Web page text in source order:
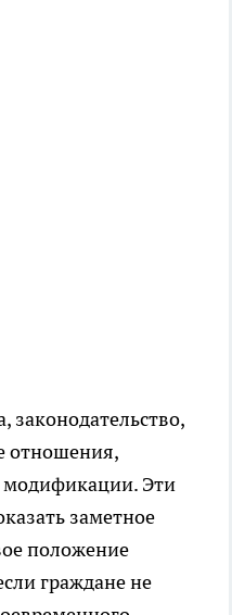
законодательство,
отношения,
модификации. Эти
заметное
положение
граждане не